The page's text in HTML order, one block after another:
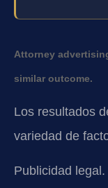
Attorney
similar outcome.
Los resultados
variedad de
Publicidad